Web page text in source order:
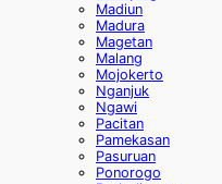
Madiun
Madura
Magetan
Malang
Mojokerto
Nganjuk
Ngawi
Pacitan
Pamekasan
Pasuruan
Ponorogo